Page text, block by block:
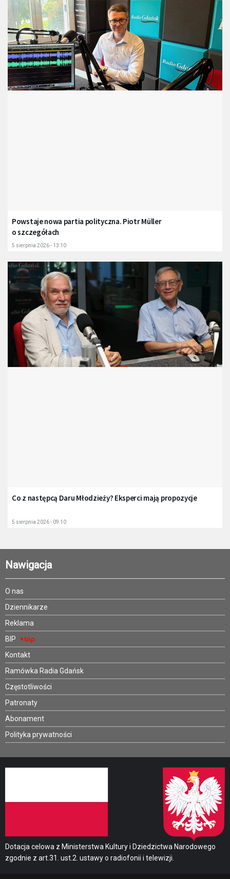
Powstaje nowa partia polityczna. Piotr Müller
o szczegółach
5 sierpnia 2026 - 13:10
Co z następcą Daru Młodzieży? Eksperci mają propozycje
5 sierpnia 2026 - 09:10
Nawigacja
O nas
Dziennikarze
Reklama
BIP
Kontakt
Ramówka Radia Gdańsk
Częstotliwości
Patronaty
Abonament
Polityka prywatności
Dotacja celowa z Ministerstwa Kultury i Dziedzictwa Narodowego
zgodnie z art.31. ust.2. ustawy o radiofonii i telewizji.